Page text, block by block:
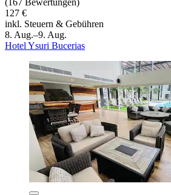
127 €
inkl. Steuern & Gebühren
8. Aug.–9. Aug.
Hotel Ysuri Bucerias